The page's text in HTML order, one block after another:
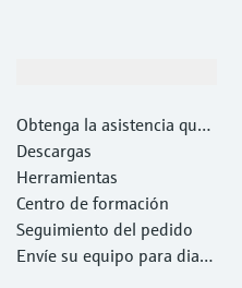
Obtenga la asistencia que
necesita con rapidez
Descargas
Herramientas
Centro de formación
Seguimiento del pedido
Envíe su equipo para diag